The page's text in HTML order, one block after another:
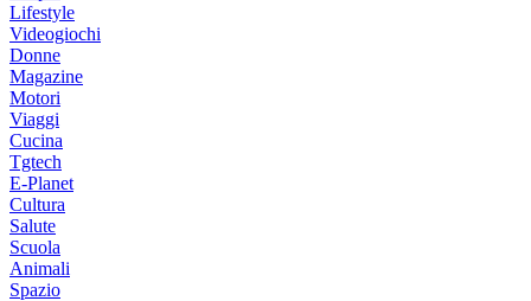
Lifestyle
Videogiochi
Donne
Magazine
Motori
Viaggi
Cucina
Tgtech
E-Planet
Cultura
Salute
Scuola
Animali
Spazio